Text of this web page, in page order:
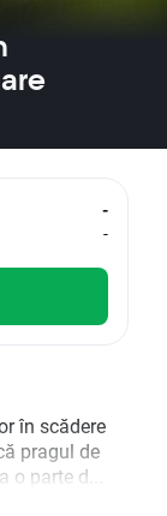
-
-
în scădere
pragul de
parte d...